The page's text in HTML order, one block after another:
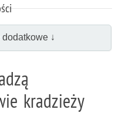
↓
kradzieży